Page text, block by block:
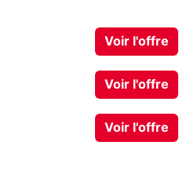
Voir l'offre
Voir l'offre
Voir l'offre